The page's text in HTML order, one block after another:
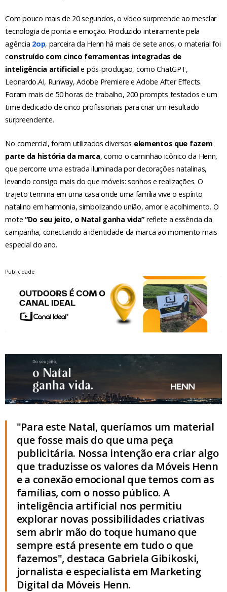
Com pouco mais de 20 segundos, o vídeo surpreende ao mesclar
tecnologia de ponta e emoção. Produzido inteiramente pela
agência 2op, parceira da Henn há mais de sete anos, o material foi
construído com cinco ferramentas integradas de
inteligência artificiale pós-produção, como ChatGPT,
Leonardo.AI, Runway, Adobe Premiere e Adobe After Effects.
Foram mais de 50 horas de trabalho, 200 prompts testados e um
time dedicado de cinco profissionais para criar um resultado
surpreendente.
No comercial, foram utilizados diversos elementos que fazem
parte da história da marca, como o caminhão icônico da Henn,
que percorre uma estrada iluminada por decorações natalinas,
levando consigo mais do que móveis: sonhos e realizações. O
trajeto termina em uma casa onde uma família vive o espírito
natalino em harmonia, simbolizando união, amor e acolhimento. O
mote “Do seu jeito, o Natal ganha vida”reflete a essência da
campanha, conectando a identidade da marca ao momento mais
especial do ano.
Publicidade
"Para este Natal, queríamos um material
que fosse mais do que uma peça
publicitária. Nossa intenção era criar algo
que traduzisse os valores da Móveis Henn
e a conexão emocional que temos com as
famílias, com o nosso público. A
inteligência artificial nos permitiu
explorar novas possibilidades criativas
sem abrir mão do toque humano que
sempre está presente em tudo o que
fazemos", destaca Gabriela Gibikoski,
jornalista e especialista em Marketing
Digital da Móveis Henn.